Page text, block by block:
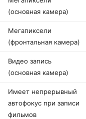
(основная камера)
Мегапиксели
(фронтальная камера)
Видео запись
(основная камера)
Имеет непрерывный
автофокус при записи
фильмов